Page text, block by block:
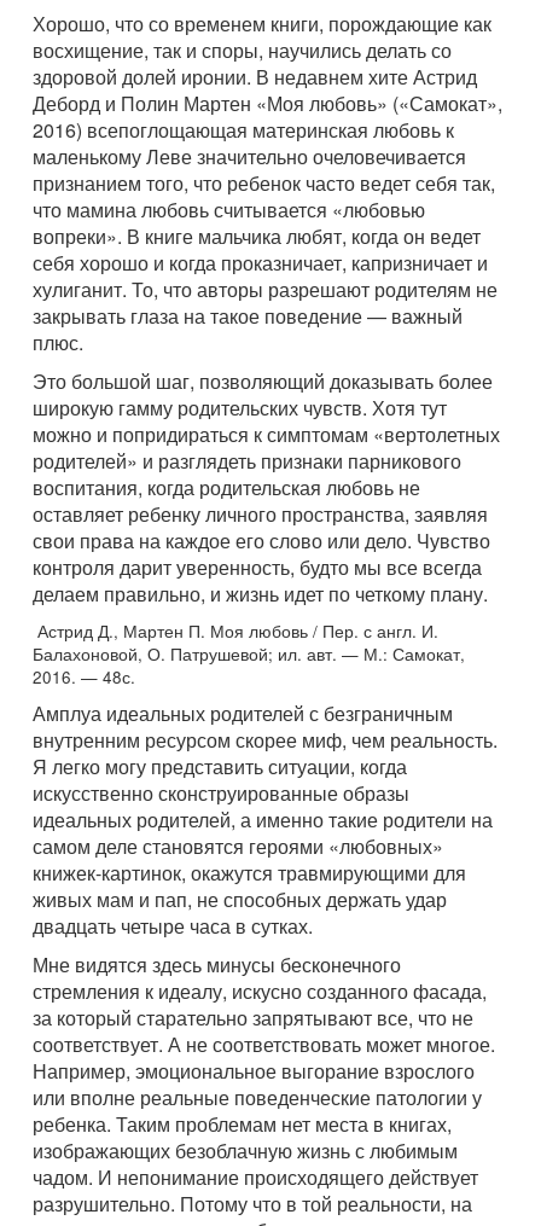
Хорошо, что со временем книги, порождающие как
восхищение, так и споры, научились делать со
здоровой долей иронии. В недавнем хите Астрид
Деборд и Полин Мартен «Моя любовь» («Самокат»,
2016) всепоглощающая материнская любовь к
маленькому Леве значительно очеловечивается
признанием того, что ребенок часто ведет себя так,
что мамина любовь считывается «любовью
вопреки». В книге мальчика любят, когда он ведет
себя хорошо и когда проказничает, капризничает и
хулиганит. То, что авторы разрешают родителям не
закрывать глаза на такое поведение — важный
плюс.
Это большой шаг, позволяющий доказывать более
широкую гамму родительских чувств. Хотя тут
можно и попридираться к симптомам «вертолетных
родителей» и разглядеть признаки парникового
воспитания, когда родительская любовь не
оставляет ребенку личного пространства, заявляя
свои права на каждое его слово или дело. Чувство
контроля дарит уверенность, будто мы все всегда
делаем правильно, и жизнь идет по четкому плану.
Астрид Д., Мартен П. Моя любовь / Пер. с англ. И.
Балахоновой, О. Патрушевой; ил. авт. — М.: Самокат,
2016. — 48с.
Амплуа идеальных родителей с безграничным
внутренним ресурсом скорее миф, чем реальность.
Я легко могу представить ситуации, когда
искусственно сконструированные образы
идеальных родителей, а именно такие родители на
самом деле становятся героями «любовных»
книжек-картинок, окажутся травмирующими для
живых мам и пап, не способных держать удар
двадцать четыре часа в сутках.
Мне видятся здесь минусы бесконечного
стремления к идеалу, искусно созданного фасада,
за который старательно запрятывают все, что не
соответствует. А не соответствовать может многое.
Например, эмоциональное выгорание взрослого
или вполне реальные поведенческие патологии у
ребенка. Таким проблемам нет места в книгах,
изображающих безоблачную жизнь с любимым
чадом. И непонимание происходящего действует
разрушительно. Потому что в той реальности, на